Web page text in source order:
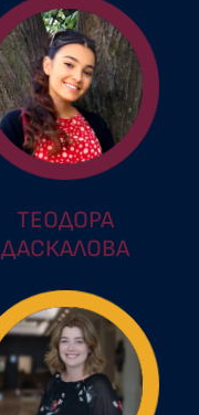
ТЕОДОРА
ДАСКАЛОВА